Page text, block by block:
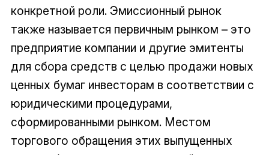
конкретной роли. Эмиссионный рынок
также называется первичным рынком – это
предприятие компании и другие эмитенты
для сбора средств с целью продажи новых
ценных бумаг инвесторам в соответствии с
юридическими процедурами,
сформированными рынком. Местом
торгового обращения этих выпущенных